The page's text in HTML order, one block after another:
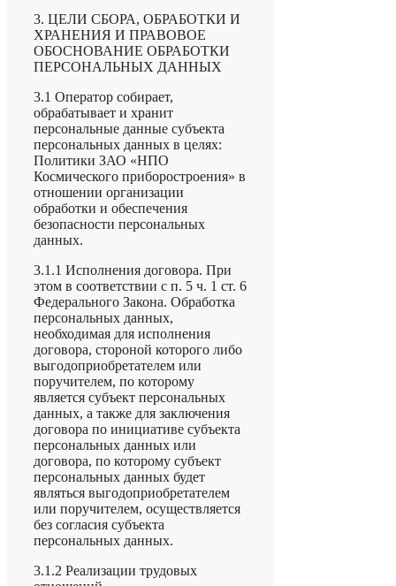
3. ЦЕЛИ СБОРА, ОБРАБОТКИ И
ХРАНЕНИЯ И ПРАВОВОЕ
ОБОСНОВАНИЕ ОБРАБОТКИ
ПЕРСОНАЛЬНЫХ ДАННЫХ
3.1 Оператор собирает,
обрабатывает и хранит
персональные данные субъекта
персональных данных в целях:
Политики ЗАО «НПО
Космического приборостроения» в
отношении организации
обработки и обеспечения
безопасности персональных
данных.
3.1.1 Исполнения договора. При
этом в соответствии с п. 5 ч. 1 ст. 6
Федерального Закона. Обработка
персональных данных,
необходимая для исполнения
договора, стороной которого либо
выгодоприобретателем или
поручителем, по которому
является субъект персональных
данных, а также для заключения
договора по инициативе субъекта
персональных данных или
договора, по которому субъект
персональных данных будет
являться выгодоприобретателем
или поручителем, осуществляется
без согласия субъекта
персональных данных.
3.1.2 Реализации трудовых